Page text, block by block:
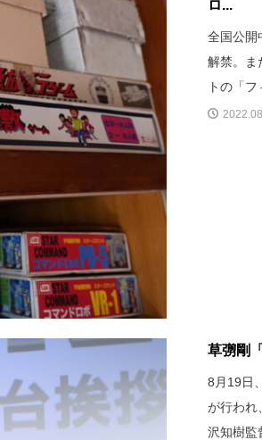
ロ...
全国公開
解禁。ま
トの「
草彅剛
8月19日
が行われ
沢知樹監